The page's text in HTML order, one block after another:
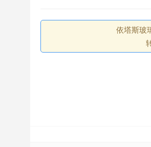
依塔斯玻